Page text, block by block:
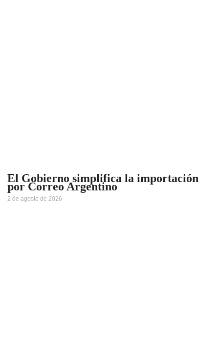
El Gobierno simplifica la importación
por Correo Argentino
2 de agosto de 2026